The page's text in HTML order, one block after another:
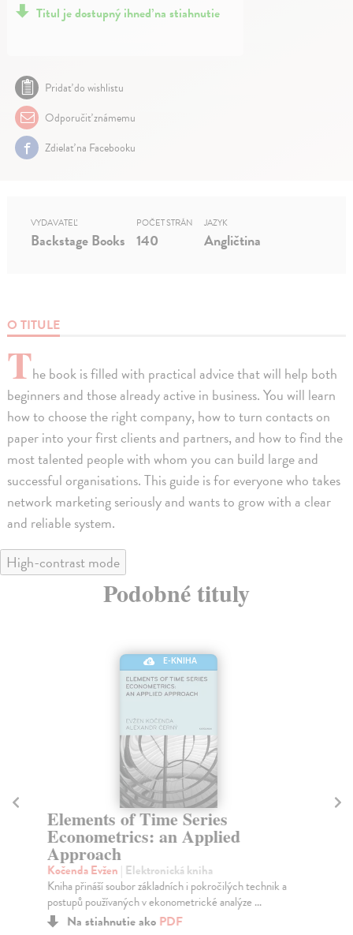
Titul je dostupný ihneď na stiahnutie
Pridať do wishlistu
Odporučiť známemu
Zdielať na Facebooku
O TITULE
The book is filled with practical advice that will help both
beginners and those already active in business. You will learn
how to choose the right company, how to turn contacts on
paper into your first clients and partners, and how to find the
most talented people with whom you can build large and
successful organisations. This guide is for everyone who takes
network marketing seriously and wants to grow with a clear
and reliable system.
VYDAVATEĽ
Backstage Books
POČET STRÁN
140
JAZYK
Angličtina
High-contrast mode
Podobné tituly
E-KNIHA
Elements of Time Series
Econometrics: an Applied
Approach
Kočenda Evžen | Elektronická kniha
Kniha přináší soubor základních i pokročilých technik a
postupů používaných v ekonometrické analýze ...
Na stiahnutie ako PDF